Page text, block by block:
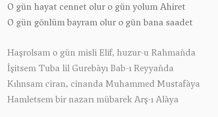
O gün hayat cennet olur o gün yolum Ahiret
O gün gönlüm bayram olur o gün bana saadet
Haşrolsam o gün misli Elif, huzur-u Rahman`da
İşitsem Tuba lil Gureba`yı Bab-ı Reyyan`da
Kılınsam ciran, cinanda Muhammed Mustafa`ya
Hamletsem bir nazarı mübarek Arş-ı Ala`ya